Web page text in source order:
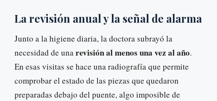
La revisión anual y la señal de alarma
Junto a la higiene diaria, la doctora subrayó la
necesidad de unarevisión al menos una vez al año.
En esas visitas se hace una radiografía que permite
comprobar el estado de las piezas que quedaron
preparadas debajo del puente, algo imposible de